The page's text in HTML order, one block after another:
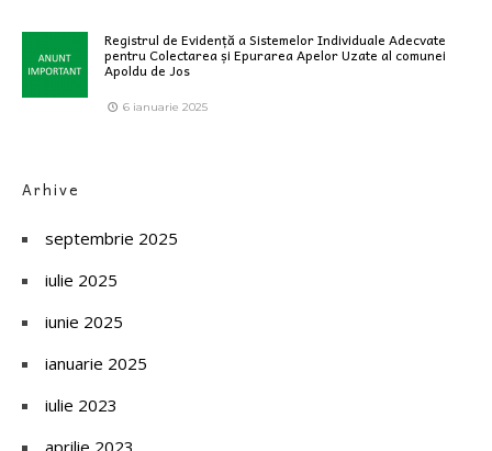
Registrul de Evidență a Sistemelor Individuale Adecvate
pentru Colectarea și Epurarea Apelor Uzate al comunei
Apoldu de Jos
6 ianuarie 2025
Arhive
septembrie 2025
iulie 2025
iunie 2025
ianuarie 2025
iulie 2023